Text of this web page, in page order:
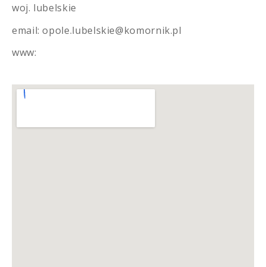
woj. lubelskie
email: opole.lubelskie@komornik.pl
www: